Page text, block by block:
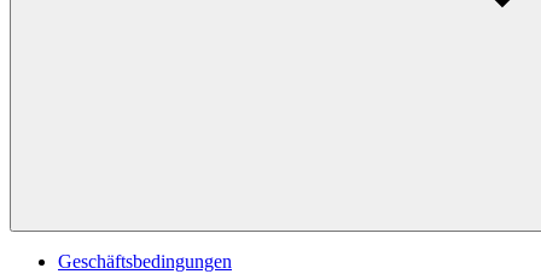
Geschäftsbedingungen